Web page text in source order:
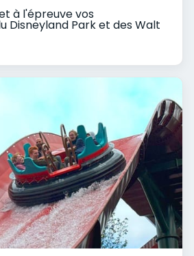
à l'épreuve vos
Disneyland Park et des Walt